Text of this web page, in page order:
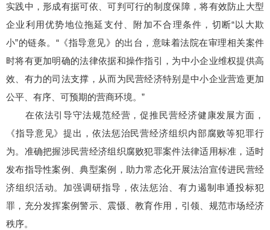
实践中，形成有据可依、可判可行的制度保障，将有效防止大型
企业利用优势地位拖延支付、附加不合理条件，切断“以大欺
小”的链条。“《指导意见》的出台，意味着法院在审理相关案件
时将有更加明确的法律依据和操作指引，为中小企业维权提供高
效、有力的司法支撑，从而为民营经济特别是中小企业营造更加
公平、有序、可预期的营商环境。”
在依法引导守法规范经营，促推民营经济健康发展方面，
《指导意见》提出，依法惩治民营经济组织内部腐败等犯罪行
为。准确把握涉民营经济组织腐败犯罪案件法律适用标准，适时
发布指导性案例、典型案例，助力常态化开展法治宣传进民营经
济组织活动。加强调研指导，依法惩治、有力遏制串通投标犯
罪，充分发挥案例警示、震慑、教育作用，引领、规范市场经济
秩序。